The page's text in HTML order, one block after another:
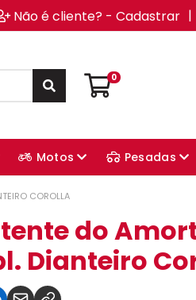
Não é cliente? - Cadastrar |
0
Motos Pesadas
COROLLA
do
Dianteiro